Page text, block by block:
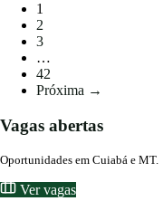
1
2
3
…
42
Próxima →
Vagas abertas
Oportunidades em Cuiabá e MT.
Ver vagas